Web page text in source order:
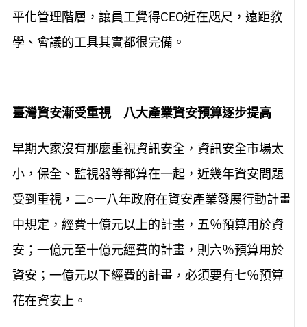
平化管理階層，讓員工覺得CEO近在咫尺，遠距教
學、會議的工具其實都很完備。
臺灣資安漸受重視 八大產業資安預算逐步提高
早期大家沒有那麼重視資訊安全，資訊安全市場太
小，保全、監視器等都算在一起，近幾年資安問題
受到重視，二○一八年政府在資安產業發展行動計畫
中規定，經費十億元以上的計畫，五％預算用於資
安；一億元至十億元經費的計畫，則六％預算用於
資安；一億元以下經費的計畫，必須要有七％預算
花在資安上。